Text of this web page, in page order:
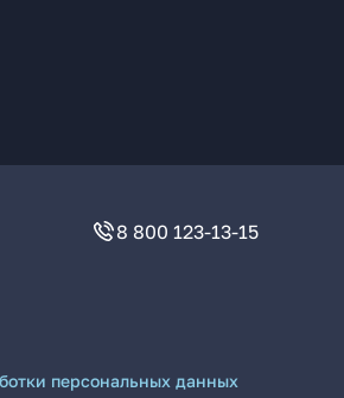
8 800 123-13-15
персональных данных